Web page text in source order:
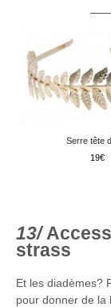
Serre tête
19
strass
Et les diadèmes?
pour donner de la